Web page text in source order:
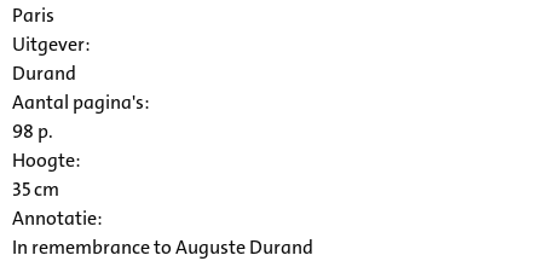
Paris
Uitgever:
Durand
Aantal pagina's:
98 p.
Hoogte:
35 cm
Annotatie:
In remembrance to Auguste Durand